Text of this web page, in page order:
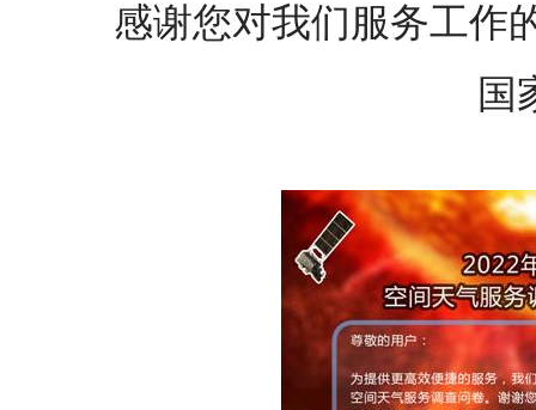
感谢您对我们服务工作
国家空